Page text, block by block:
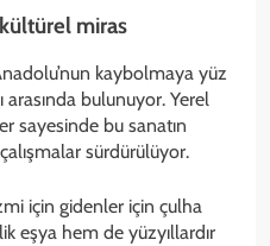
miras
kaybolmaya yüz
bulunuyor. Yerel
sayesinde bu sanatın
sürdürülüyor.
için gidenler için çulha
eşya hem de yüzyıllardır